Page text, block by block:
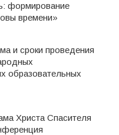
формирование
времени»
и сроки проведения
образовательных
Христа Спасителя